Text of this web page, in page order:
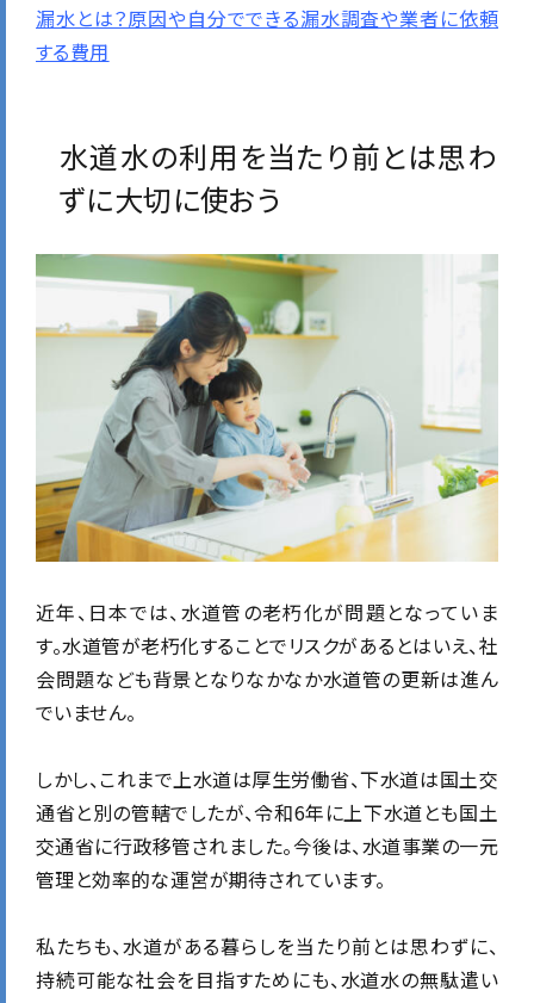
漏水とは？原因や自分でできる漏水調査や業者に依頼
する費用
水道水の利用を当たり前とは思わ
ずに大切に使おう
近年、日本では、水道管の老朽化が問題となっていま
す。水道管が老朽化することでリスクがあるとはいえ、社
会問題なども背景となりなかなか水道管の更新は進ん
でいません。
しかし、これまで上水道は厚生労働省、下水道は国土交
通省と別の管轄でしたが、令和6年に上下水道とも国土
交通省に行政移管されました。今後は、水道事業の一元
管理と効率的な運営が期待されています。
私たちも、水道がある暮らしを当たり前とは思わずに、
持続可能な社会を目指すためにも、水道水の無駄遣い